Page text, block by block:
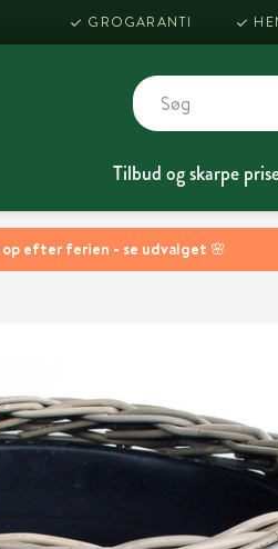
op efter ferien - se udvalget 🌸
GROGARANTI
Tilbud og skarpe